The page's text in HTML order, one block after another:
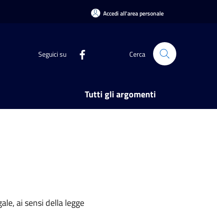
Accedi all'area personale
Seguici su Cerca
Tutti gli argomenti
ai sensi della legge